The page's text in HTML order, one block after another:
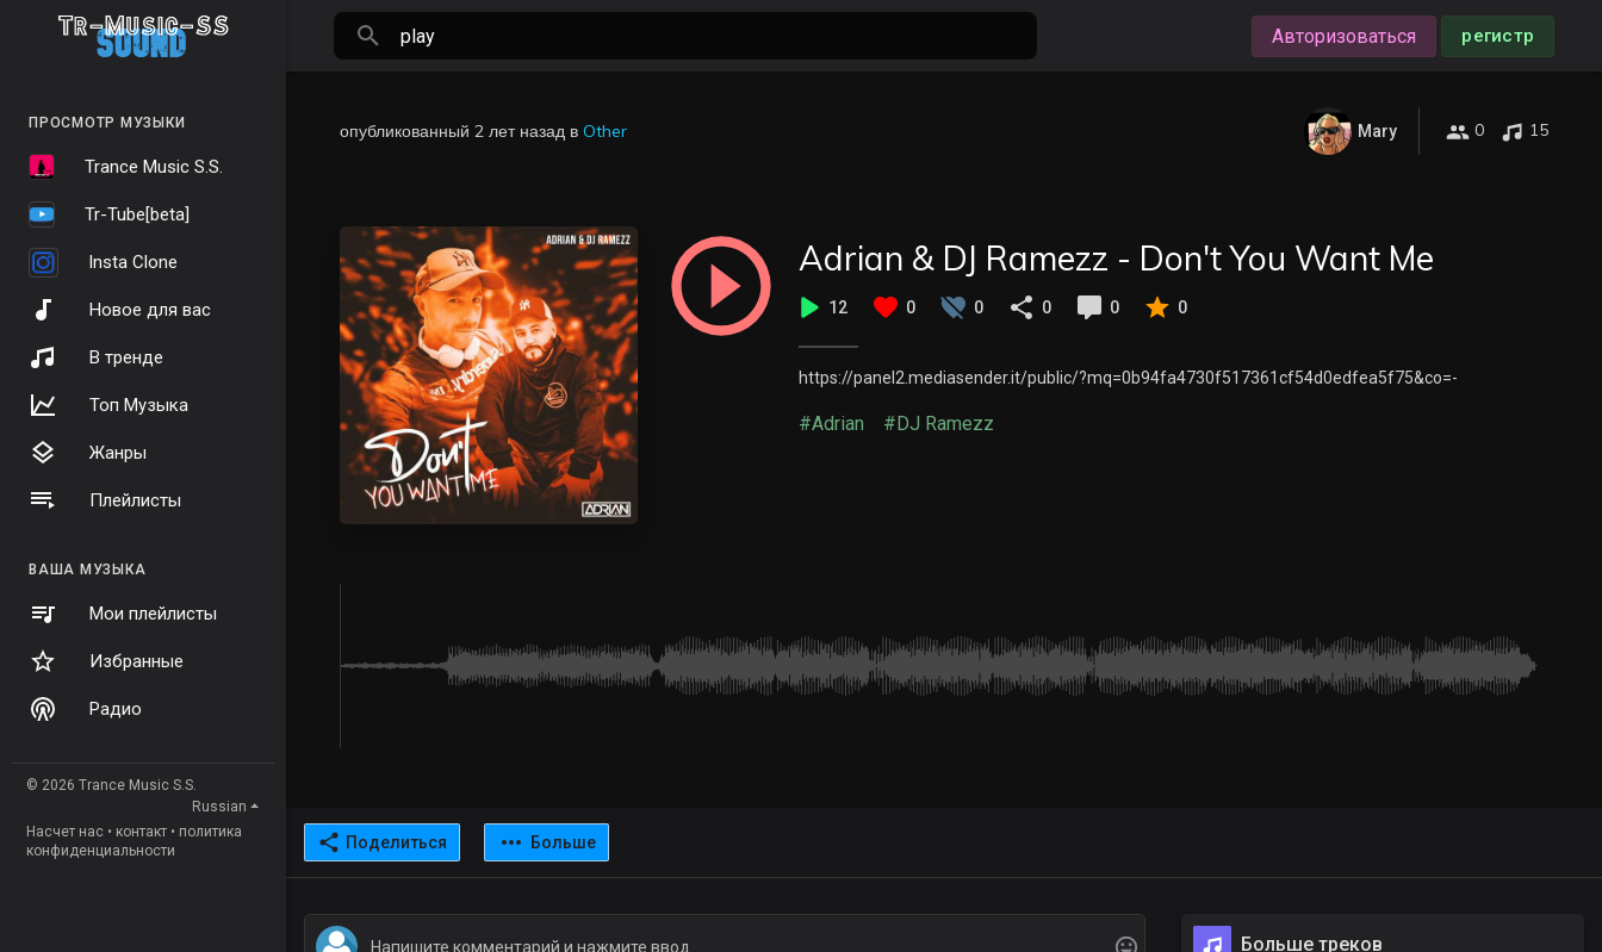
ПРОСМОТР МУЗЫКИ
Trance Music S.S.
Tr-Tube[beta]
Insta Clone
Новое для вас
В тренде
Топ Музыка
Жанры
Плейлисты
ВАША МУЗЫКА
Мои плейлисты
Избранные
Радио
© 2026 Trance Music S.S.
Russian
Насчет нас • контакт • политика
конфиденциальности
Авторизоваться регистр
опубликованный 2 лет назад в Other Mary 0 15
Adrian & DJ Ramezz - Don't You Want Me
12 0 0 0 0 0
https://panel2.mediasender.it/public/?mq=0b94fa4730f517361cf54d0edfea5f75&co=-
#Adrian #DJ Ramezz
Поделиться Больше
Больше треков